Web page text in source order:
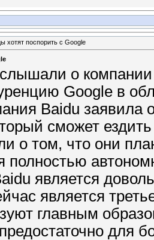
хотят поспорить с Google
о
Google в
Baidu заявила
сможет
о том, что они
полностью
является
является
главным
для